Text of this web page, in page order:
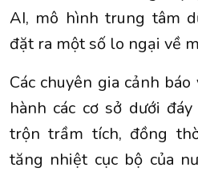
AI, mô hình trung tâm
đặt ra một số lo ngại về
Các chuyên gia cảnh
hành các cơ sở dưới
trộn trầm tích, đồng
tăng nhiệt cục bộ của